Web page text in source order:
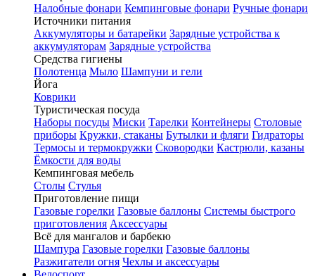
Налобные фонари Кемпинговые фонари Ручные фонари
Источники питания
Аккумуляторы и батарейки Зарядные устройства к
аккумуляторам Зарядные устройства
Средства гигиены
Полотенца Мыло Шампуни и гели
Йога
Коврики
Туристическая посуда
Наборы посуды Миски Тарелки Контейнеры Столовые
приборы Кружки, стаканы Бутылки и фляги Гидраторы
Термосы и термокружки Сковородки Кастрюли, казаны
Ёмкости для воды
Кемпинговая мебель
Столы Стулья
Приготовление пищи
Газовые горелки Газовые баллоны Системы быстрого
приготовления Аксессуары
Всё для мангалов и барбекю
Шампура Газовые горелки Газовые баллоны
Разжигатели огня Чехлы и аксессуары